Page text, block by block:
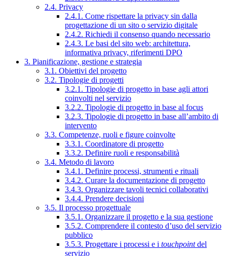
2.4. Privacy
2.4.1. Come rispettare la privacy sin dalla
progettazione di un sito o servizio digitale
2.4.2. Richiedi il consenso quando necessario
2.4.3. Le basi del sito web: architettura,
informativa privacy, riferimenti DPO
3. Pianificazione, gestione e strategia
3.1. Obiettivi del progetto
3.2. Tipologie di progetti
3.2.1. Tipologie di progetto in base agli attori
coinvolti nel servizio
3.2.2. Tipologie di progetto in base al focus
3.2.3. Tipologie di progetto in base all’ambito di
intervento
3.3. Competenze, ruoli e figure coinvolte
3.3.1. Coordinatore di progetto
3.3.2. Definire ruoli e responsabilità
3.4. Metodo di lavoro
3.4.1. Definire processi, strumenti e rituali
3.4.2. Curare la documentazione di progetto
3.4.3. Organizzare tavoli tecnici collaborativi
3.4.4. Prendere decisioni
3.5. Il processo progettuale
3.5.1. Organizzare il progetto e la sua gestione
3.5.2. Comprendere il contesto d’uso del servizio
pubblico
3.5.3. Progettare i processi e i touchpointdel
servizio